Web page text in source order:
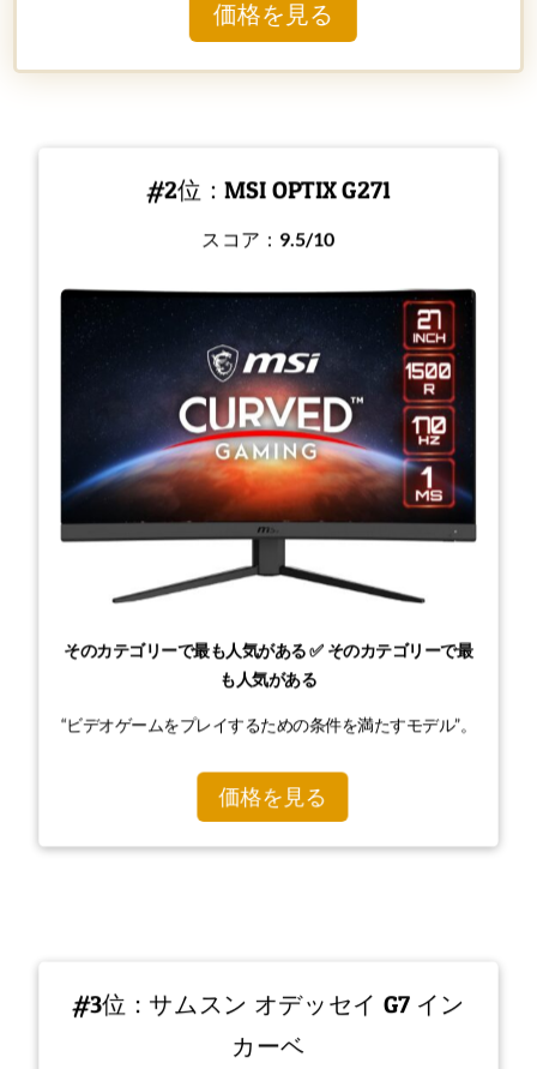
価格を見る
#2位：MSI OPTIX G271
スコア： 9.5/10
そのカテゴリーで最も人気がある ✅ そのカテゴリーで最
も人気がある
“ビデオゲームをプレイするための条件を満たすモデル”。
価格を見る
#3位：サムスン オデッセイ G7 イン
カーベ